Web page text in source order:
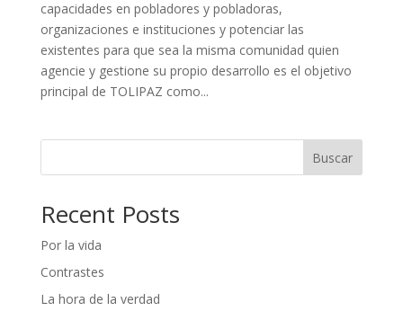
capacidades en pobladores y pobladoras,
organizaciones e instituciones y potenciar las
existentes para que sea la misma comunidad quien
agencie y gestione su propio desarrollo es el objetivo
principal de TOLIPAZ como...
Buscar
Recent Posts
Por la vida
Contrastes
La hora de la verdad